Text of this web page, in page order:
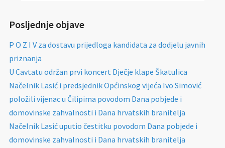
Posljednje objave
P O Z I V za dostavu prijedloga kandidata za dodjelu javnih
priznanja
U Cavtatu održan prvi koncert Dječje klape Škatulica
Načelnik Lasić i predsjednik Općinskog vijeća Ivo Simović
položili vijenac u Čilipima povodom Dana pobjede i
domovinske zahvalnosti i Dana hrvatskih branitelja
Načelnik Lasić uputio čestitku povodom Dana pobjede i
domovinske zahvalnosti i Dana hrvatskih branitelja